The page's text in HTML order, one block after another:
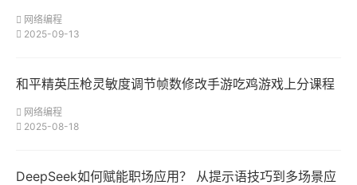
网络编程
2025-09-13
和平精英压枪灵敏度调节帧数修改手游吃鸡游戏上分课程
网络编程
2025-08-18
DeepSeek如何赋能职场应用？ 从提示语技巧到多场景应